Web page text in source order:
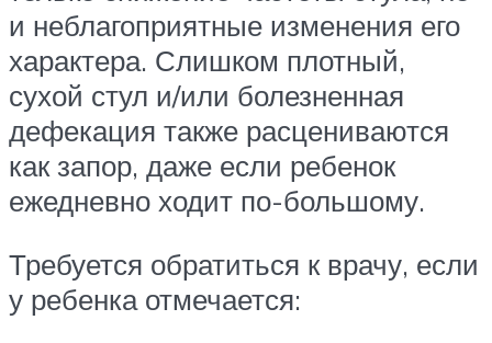
и неблагоприятные изменения его
характера. Слишком плотный,
сухой стул и/или болезненная
дефекация также расцениваются
как запор, даже если ребенок
ежедневно ходит по-большому.
Требуется обратиться к врачу, если
у ребенка отмечается: